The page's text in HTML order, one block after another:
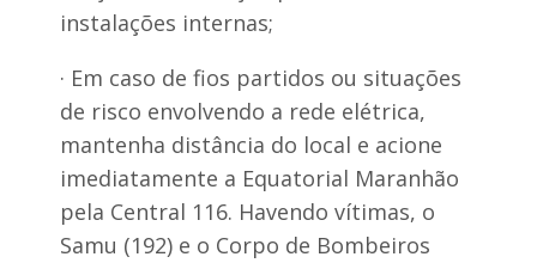
instalações internas;
· Em caso de fios partidos ou situações
de risco envolvendo a rede elétrica,
mantenha distância do local e acione
imediatamente a Equatorial Maranhão
pela Central 116. Havendo vítimas, o
Samu (192) e o Corpo de Bombeiros